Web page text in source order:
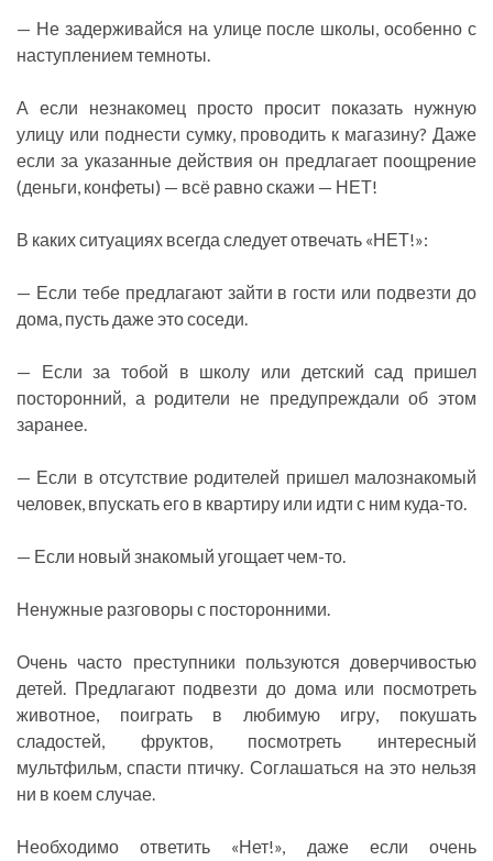
— Не задерживайся на улице после школы, особенно с
наступлением темноты.
А если незнакомец просто просит показать нужную
улицу или поднести сумку, проводить к магазину? Даже
если за указанные действия он предлагает поощрение
(деньги, конфеты) — всё равно скажи — НЕТ!
В каких ситуациях всегда следует отвечать «НЕТ!»:
— Если тебе предлагают зайти в гости или подвезти до
дома, пусть даже это соседи.
— Если за тобой в школу или детский сад пришел
посторонний, а родители не предупреждали об этом
заранее.
— Если в отсутствие родителей пришел малознакомый
человек, впускать его в квартиру или идти с ним куда-то.
— Если новый знакомый угощает чем-то.
Ненужные разговоры с посторонними.
Очень часто преступники пользуются доверчивостью
детей. Предлагают подвезти до дома или посмотреть
животное, поиграть в любимую игру, покушать
сладостей, фруктов, посмотреть интересный
мультфильм, спасти птичку. Соглашаться на это нельзя
ни в коем случае.
Необходимо ответить «Нет!», даже если очень